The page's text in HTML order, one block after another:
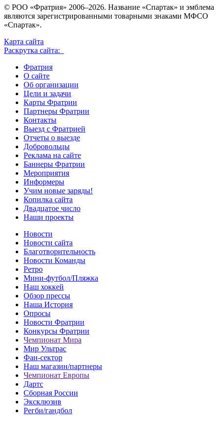
© РОО «Фратрия» 2006–2026. Название «Спартак» и эмблема
являются зарегистрированными товарными знаками МФСО
«Спартак».
Карта сайта
Раскрутка сайта:
Фратрия
О сайте
Об организации
Цели и задачи
Карты Фратрии
Партнеры Фратрии
Контакты
Выезд с Фратрией
Отчеты о выезде
Добровольцы
Реклама на сайте
Баннеры Фратрии
Мероприятия
Информеры
Учим новые заряды!
Копилка сайта
Двадцатое число
Наши проекты
Новости
Новости сайта
Благотворительность
Новости Команды
Ретро
Мини-футбол/Пляжка
Наш хоккей
Обзор прессы
Наша История
Опросы
Новости Фратрии
Конкурсы Фратрии
Чемпионат Мира
Мир Ультрас
Фан-cектор
Наш магазин/партнеры
Чемпионат Европы
Дартс
Сборная России
Эксклюзив
Регби/гандбол